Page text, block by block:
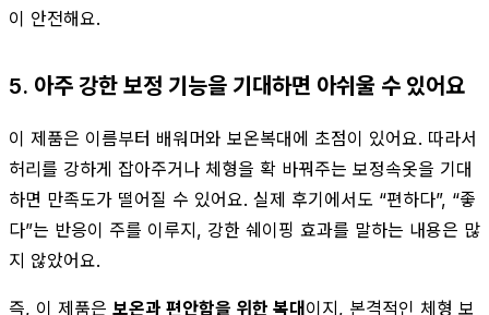
이 안전해요.
5. 아주 강한 보정 기능을 기대하면 아쉬울 수 있어요
이 제품은 이름부터 배워머와 보온복대에 초점이 있어요. 따라서
허리를 강하게 잡아주거나 체형을 확 바꿔주는 보정속옷을 기대
하면 만족도가 떨어질 수 있어요. 실제 후기에서도 “편하다”, “좋
다”는 반응이 주를 이루지, 강한 쉐이핑 효과를 말하는 내용은 많
지 않았어요.
즉, 이 제품은 보온과 편안함을 위한 복대이지, 본격적인 체형 보